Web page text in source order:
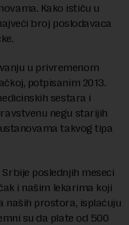
Kako ističu u
broj poslodavaca
u privremenom
potpisanim 2013.
sestara i
negu starijih
takvog tipa
poslednjih meseci
i našim lekarima koji
naših prostora, isplaćuju
su da plate od 500